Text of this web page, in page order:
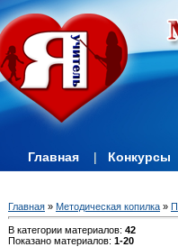
Главная | Конкурсы
Главная » Методическая копилка »
В категории материалов: 42
Показано материалов: 1-20